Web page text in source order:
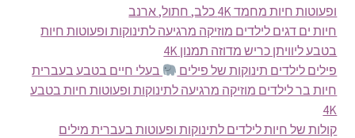
ופעוטות חיות מחמד 4K כלב, חתול, ארנב
חיות ים דגים לילדים מוזיקה מרגיעה לתינוקות ופעוטות חיות
בטבע ליוויתן כריש מדוזה תמנון 4K
פילים לילדים תינוקות של פילים
בעלי חיים בטבע בעברית
חיות בר לילדים מוזיקה מרגיעה לתינוקות ופעוטות חיות בטבע
4K
קולות של חיות לילדים לתינוקות ופעוטות בעברית מילים